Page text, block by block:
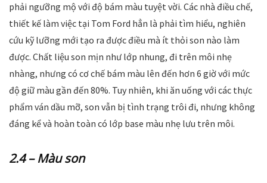
phải ngưỡng mộ với độ bám màu tuyệt vời. Các nhà điều chế,
thiết kế làm việc tại Tom Ford hẳn là phải tìm hiểu, nghiên
cứu kỹ lưỡng mới tạo ra được điều mà ít thỏi son nào làm
được. Chất liệu son mịn như lớp nhung, đi trên môi nhẹ
nhàng, nhưng có cơ chế bám màu lên đến hơn 6 giờ với mức
độ giữ màu gần đến 80%. Tuy nhiên, khi ăn uống với các thực
phẩm ván dầu mỡ, son vẫn bị tình trạng trôi đi, nhưng không
đáng kể và hoàn toàn có lớp base màu nhẹ lưu trên môi.
2.4 – Màu son